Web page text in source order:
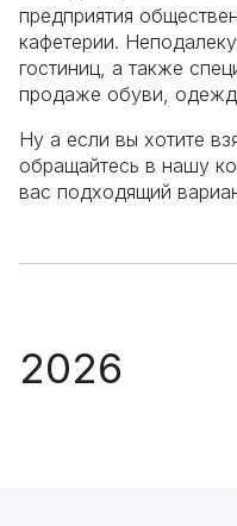
предприятия
кафетерии.
гостиниц, а также
продаже обуви,
Ну а если вы хотите
обращайтесь в нашу
вас подходящий
2026